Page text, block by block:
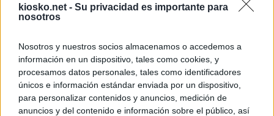
kiosko.net - Su privacidad es importante para
nosotros
Nosotros y nuestros socios almacenamos o accedemos a
información en un dispositivo, tales como cookies, y
procesamos datos personales, tales como identificadores
únicos e información estándar enviada por un dispositivo,
para personalizar contenidos y anuncios, medición de
anuncios y del contenido e información sobre el público, así